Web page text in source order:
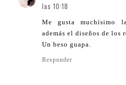
las 10:18
Me gusta muchísimo
además el diseños de los
Un beso guapa.
Responder